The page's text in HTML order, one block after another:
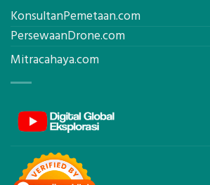
KonsultanPemetaan.com
PersewaanDrone.com
Mitracahaya.com